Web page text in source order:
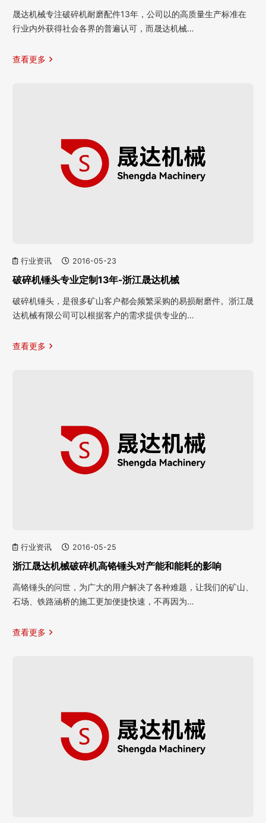
晟达机械专注破碎机耐磨配件13年，公司以的高质量生产标准在
行业内外获得社会各界的普遍认可，而晟达机械…
查看更多
行业资讯 2016-05-23
破碎机锤头专业定制13年-浙江晟达机械
破碎机锤头，是很多矿山客户都会频繁采购的易损耐磨件。浙江晟
达机械有限公司可以根据客户的需求提供专业的…
查看更多
行业资讯 2016-05-25
浙江晟达机械破碎机高铬锤头对产能和能耗的影响
高铬锤头的问世，为广大的用户解决了各种难题，让我们的矿山、
石场、铁路涵桥的施工更加便捷快速，不再因为…
查看更多